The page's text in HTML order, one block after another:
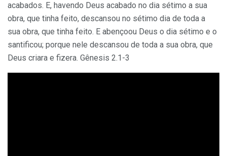
acabados. E, havendo Deus acabado no dia sétimo a sua
obra, que tinha feito, descansou no sétimo dia de toda a
sua obra, que tinha feito. E abençoou Deus o dia sétimo e o
santificou; porque nele descansou de toda a sua obra, que
Deus criara e fizera. Gênesis 2.1-3